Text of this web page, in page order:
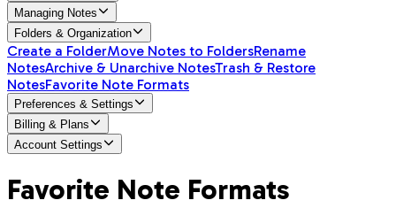
Managing Notes
Folders & Organization
Create a FolderMove Notes to FoldersRename
NotesArchive & Unarchive NotesTrash & Restore
NotesFavorite Note Formats
Preferences & Settings
Billing & Plans
Account Settings
Favorite Note Formats